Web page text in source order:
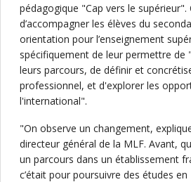
pédagogique "Cap vers le
d’accompagner les élèves du
orientation pour l’enseignement
spécifiquement de leur permettre de
leurs parcours, de définir et
professionnel, et d'explorer les
l'international".
"On observe un changement,
directeur général de la MLF. Avant,
un parcours dans un établissement
c’était pour poursuivre des études en